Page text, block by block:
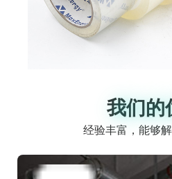
我们的
我们的
经验丰富，能够